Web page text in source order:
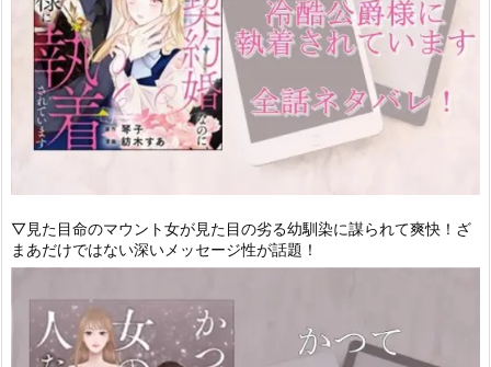
▽見た目命のマウント女が見た目の劣る幼馴染に謀られて爽快！ざ
まあだけではない深いメッセージ性が話題！